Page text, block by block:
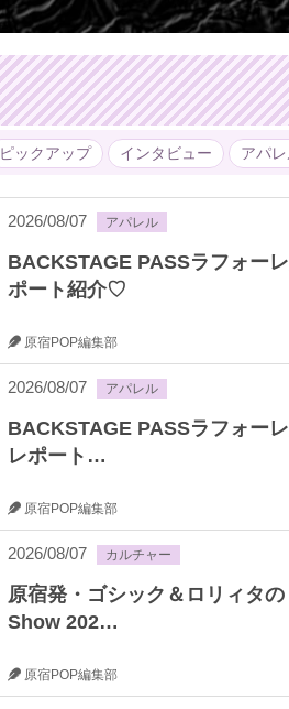
ピックアップ インタビュー アパ
2026/08/07 アパレル
BACKSTAGE PASSラフォー
ポート紹介♡
原宿POP編集部
2026/08/07 アパレル
BACKSTAGE PASSラフォー
レポート…
原宿POP編集部
2026/08/07 カルチャー
原宿発・ゴシック＆ロリィタ
Show 202…
原宿POP編集部